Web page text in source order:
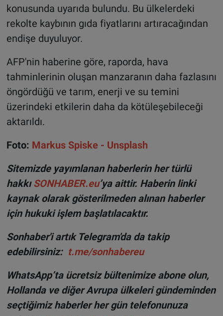
konusunda uyarıda bulundu. Bu ülkelerdeki
rekolte kaybının gıda fiyatlarını artıracağından
endişe duyuluyor.
AFP'nin haberine göre, raporda, hava
tahminlerinin oluşan manzaranın daha fazlasını
öngördüğü ve tarım, enerji ve su temini
üzerindeki etkilerin daha da kötüleşebileceği
aktarıldı.
Foto: Markus Spiske - Unsplash
Sitemizde yayımlanan haberlerin her türlü
hakkıSONHABER.eu’ya aittir. Haberin linki
kaynak olarak gösterilmeden alınan haberler
için hukuki işlem başlatılacaktır.
Sonhaber'i artık Telegram'da da takip
edebilirsiniz: t.me/sonhabereu
WhatsApp’ta ücretsiz bültenimize abone olun,
Hollanda ve diğer Avrupa ülkeleri gündeminden
seçtiğimiz haberler her gün telefonunuza